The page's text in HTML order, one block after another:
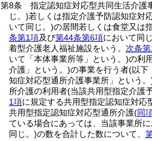
第8条
指定認知症対応型共同生活介護
じ。)若しくは指定介護予防認知症対
いて同じ。)の居間若しくは食堂又は
条第1項及び第44条第6項において同
着型介護老人福祉施設をいう。 次条
いて「本体事業所等」という。)の利
介護」という。)の事業を行う者(以下
知症対応型通所介護事業所」という。
所介護の利用者(当該共用型指定介護
1項に規定する共用型指定認知症対応
共用型指定認知症対応型通所介護(同
ている場合にあっては、当該事業所
同じ。)の数を合計した数について、